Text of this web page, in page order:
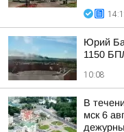
Юрий
1150
10:08
В
мск 6